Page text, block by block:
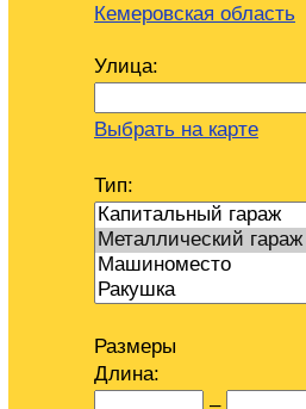
Кемеровская область
Улица:
Выбрать на карте
Тип:
Размеры
Длина: